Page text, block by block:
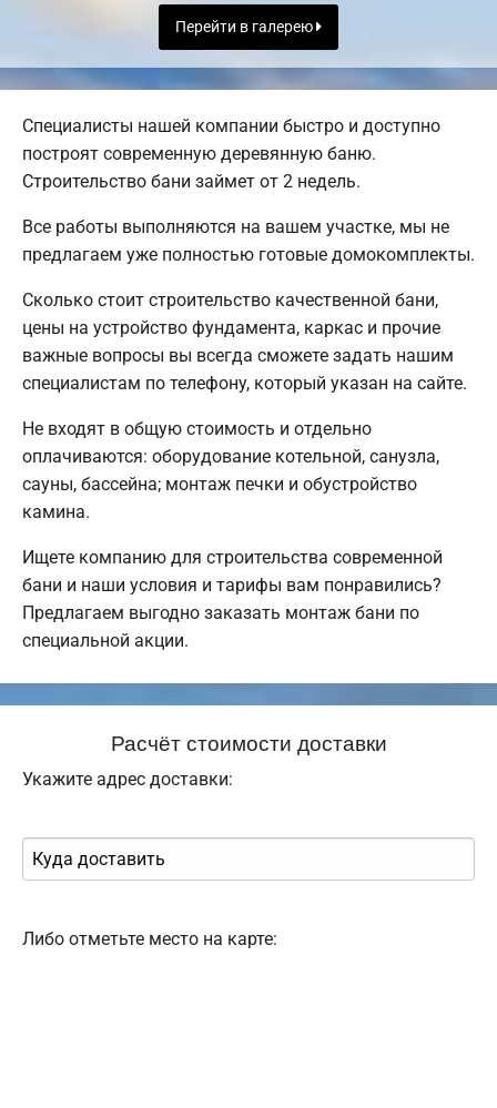
Перейти в галерею
Специалисты нашей компании быстро и доступно
построят современную деревянную баню.
Строительство бани займет от 2 недель.
Все работы выполняются на вашем участке, мы не
предлагаем уже полностью готовые домокомплекты.
Сколько стоит строительство качественной бани,
цены на устройство фундамента, каркас и прочие
важные вопросы вы всегда сможете задать нашим
специалистам по телефону, который указан на сайте.
Не входят в общую стоимость и отдельно
оплачиваются: оборудование котельной, санузла,
сауны, бассейна; монтаж печки и обустройство
камина.
Ищете компанию для строительства современной
бани и наши условия и тарифы вам понравились?
Предлагаем выгодно заказать монтаж бани по
специальной акции.
Расчёт стоимости доставки
Укажите адрес доставки:
Либо отметьте место на карте: